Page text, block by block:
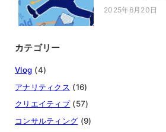
投稿日
2025年6月20日
カテゴリー
Vlog (4)
アナリティクス (16)
クリエイティブ (57)
コンサルティング (9)